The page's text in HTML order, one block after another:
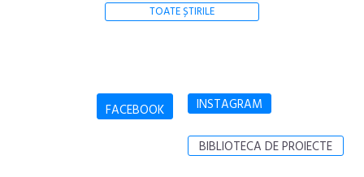
TOATE ȘTIRILE
FACEBOOK INSTAGRAM
BIBLIOTECA DE PROIECTE